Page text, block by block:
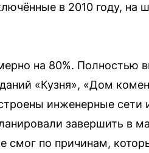
в 2010 году, на
на 80%. Полностью
«Кузня», «Дом
инженерные сети
завершить в
смог по причинам,